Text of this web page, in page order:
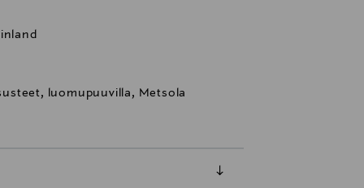
luomupuuvilla, Metsola